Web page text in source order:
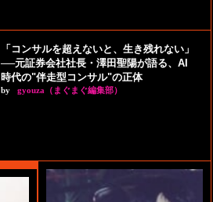
「コンサルを超えないと、生き残れない」
──元証券会社社長・澤田聖陽が語る、AI
時代の"伴走型コンサル"の正体
by gyouza（まぐまぐ編集部）